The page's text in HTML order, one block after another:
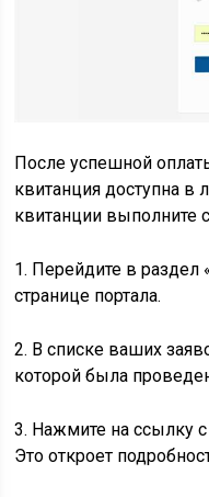
После успешной
квитанция доступна в
квитанции выполните
1. Перейдите в раздел
странице портала.
2. В списке ваших
которой была
3. Нажмите на ссылку
Это откроет